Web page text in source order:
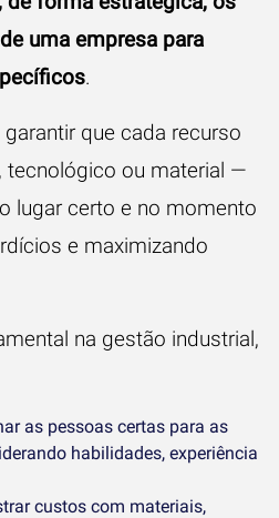
uma empresa para
.
que cada recurso
tecnológico ou material —
lugar certo e no momento
e maximizando
na gestão industrial,
as pessoas certas para as
habilidades, experiência
custos com materiais,